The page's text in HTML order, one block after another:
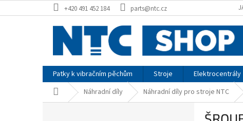
na
+420 491 452 184 parts@ntc.cz
Patky k vibračním pěchům Stroje Elektrocentrály
Domů Náhradní díly Náhradní díly pro stroje NTC